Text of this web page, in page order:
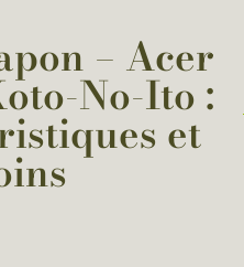
– Acer
No-Ito :
et